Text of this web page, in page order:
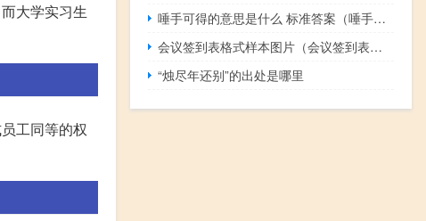
大学实习生
工同等的权
唾手可得的意思是什么 标准答案（唾手可得的意思）
会议签到表格式样本图片（会议签到表格式样本）
“烛尽年还别”的出处是哪里